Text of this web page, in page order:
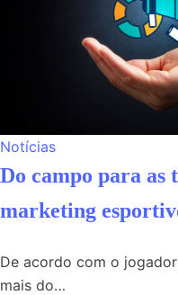
Notícias
Do campo para as
marketing
De acordo com o
mais do…